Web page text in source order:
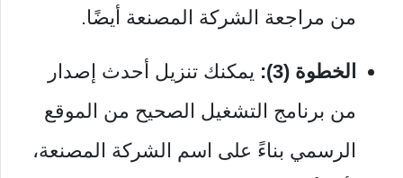
من مراجعة الشركة المصنعة أيضًا.
الخطوة (3):
يمكنك تنزيل أحدث إصدار
من برنامج التشغيل الصحيح من الموقع
الرسمي بناءً على اسم الشركة المصنعة،